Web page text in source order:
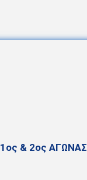
1ος & 2ος ΑΓΩΝΑΣ